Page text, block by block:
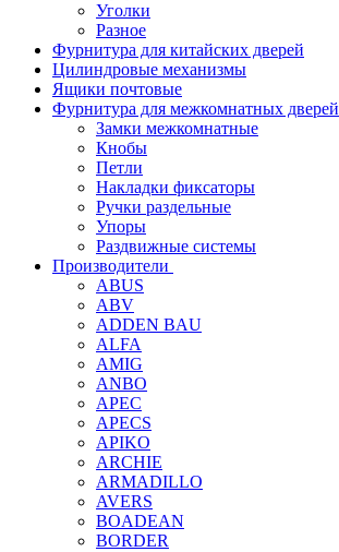
Уголки
Разное
Фурнитура для китайских дверей
Цилиндровые механизмы
Ящики почтовые
Фурнитура для межкомнатных дверей
Замки межкомнатные
Кнобы
Петли
Накладки фиксаторы
Ручки раздельные
Упоры
Раздвижные системы
Производители
ABUS
ABV
ADDEN BAU
ALFA
AMIG
ANBO
APEC
APECS
APIKO
ARCHIE
ARMADILLO
AVERS
BOADEAN
BORDER